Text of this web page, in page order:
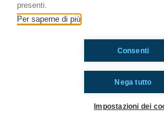
Ti è piaciuto? Condividilo!
presenti.
Per saperne di più
Nega tutto
Consenti
Impostazioni dei